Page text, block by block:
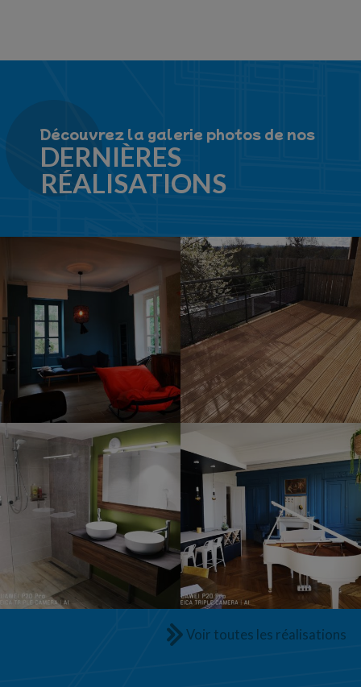
Découvrez la galerie photos de nos
DERNIÈRES
RÉALISATIONS
Voir toutes les réalisations